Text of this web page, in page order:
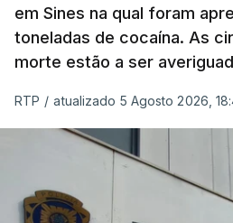
convocados professores
disse a professora à agência
praticamente impossível
Segundo os docentes, o
está a enfrentar vários
casos em que faltam os
pelos alunos com a
em Sines na qual foram
toneladas de cocaína. As
morte estão a ser
RTP / atualizado 5 Agosto 2026,